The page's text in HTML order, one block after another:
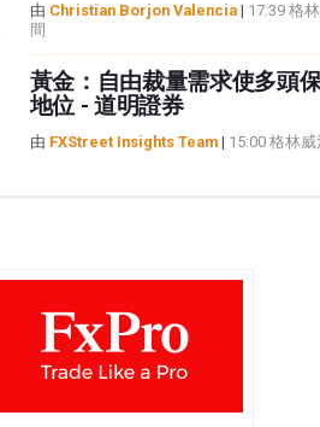
由 Christian Borjon Valencia| 17:39 格
間
黃金：自由裁量需求使多頭
地位 - 道明證券
由 FXStreet Insights Team| 15:00 格林